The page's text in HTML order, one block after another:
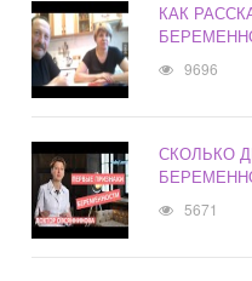
КАК
9696
СКОЛЬКО
5671